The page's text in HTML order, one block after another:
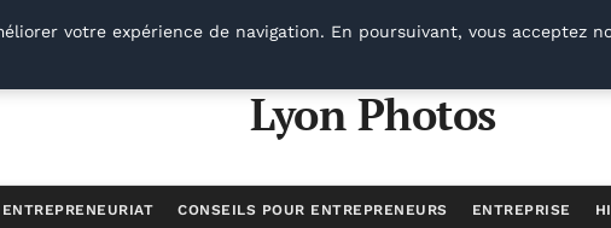
Lyon Photos
CONSEILS POUR ENTREPRENEURS ENTREPRISE
votre expérience de navigation. En poursuivant, vous acceptez